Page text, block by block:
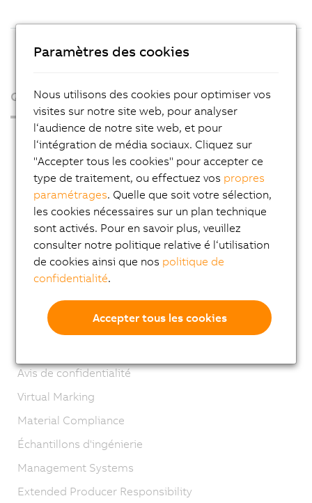
Qui sommes-nous ?
Espace presse
Blog
AutoMates
Service Email News
Carrière
Adresses
Contact
Mentions légales
Avis de confidentialité
Virtual Marking
Material Compliance
Échantillons d'ingénierie
Management Systems
Extended Producer Responsibility
Paramètres des cookies
Nous utilisons des cookies pour optimiser vos
visites sur notre site web, pour analyser
l‘audience de notre site web, et pour
l‘intégration de média sociaux. Cliquez sur
"Accepter tous les cookies" pour accepter ce
type de traitement, ou effectuez vos propres
paramétrages. Quelle que soit votre sélection,
les cookies nécessaires sur un plan technique
sont activés. Pour en savoir plus, veuillez
consulter notre politique relative é l‘utilisation
de cookies ainsi que nos politique de
confidentialité.
Accepter tous les cookies